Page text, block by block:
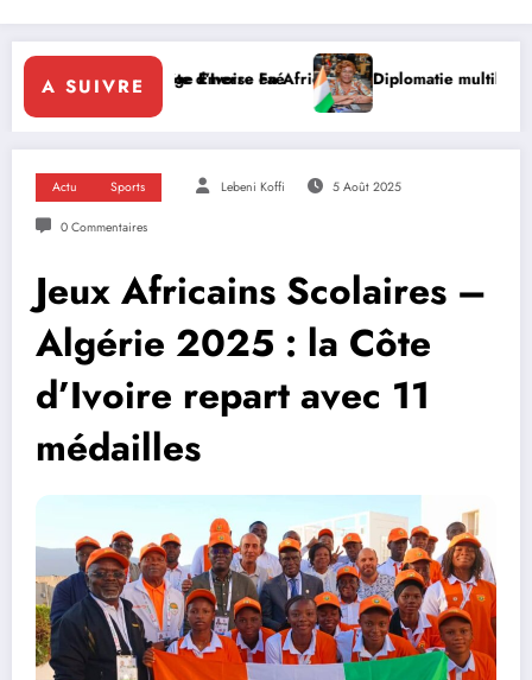
A SUIVRE
d’Ivoire en Afrique
Emerse Faé Diplomatie multilatérale : à Addis-Abeba,
Actu Sports Lebeni Koffi 5 Août 2025
0 Commentaires
Jeux Africains Scolaires –
Algérie 2025 : la Côte
d’Ivoire repart avec 11
médailles